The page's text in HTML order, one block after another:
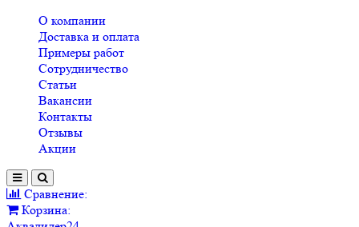
О компании
Доставка и оплата
Примеры работ
Сотрудничество
Статьи
Вакансии
Контакты
Отзывы
Акции
Сравнение:
Корзина: